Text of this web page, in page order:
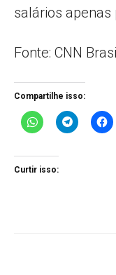
salários
Fonte: CNN
Compartilhe isso:
Curtir isso: